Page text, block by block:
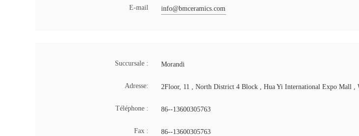
E-mail info@bmceramics.com
Succursale : Morandi
Adresse: 2Floor, 11 , North District 4 Block , Hua Yi International Expo Mall ,
Téléphone : 86--13600305763
Fax : 86--13600305763